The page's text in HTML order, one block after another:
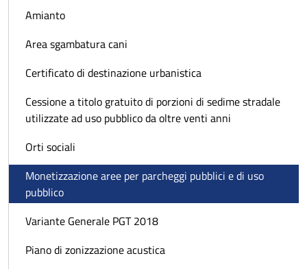
Amianto
Area sgambatura cani
Certificato di destinazione urbanistica
Cessione a titolo gratuito di porzioni di sedime stradale
utilizzate ad uso pubblico da oltre venti anni
Orti sociali
Monetizzazione aree per parcheggi pubblici e di uso
pubblico
Variante Generale PGT 2018
Piano di zonizzazione acustica